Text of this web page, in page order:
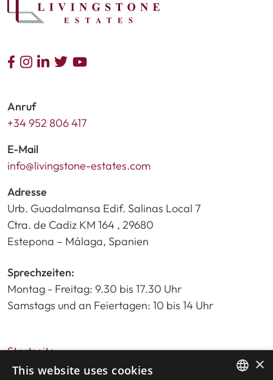
Anruf
+34 952 806 417
E-Mail
info@livingstone-estates.com
Adresse
Urb. Guadalmansa Edif. Salinas Local 7
Ctra. de Cadiz KM 164 , 29680
Estepona – Málaga, Spanien
Sprechzeiten:
Montag - Freitag: 9.30 bis 17.30 Uhr
Samstags und an Feiertagen: 10 bis 14 Uhr
Startseite
Immobiliensuche
×
This website uses cookies